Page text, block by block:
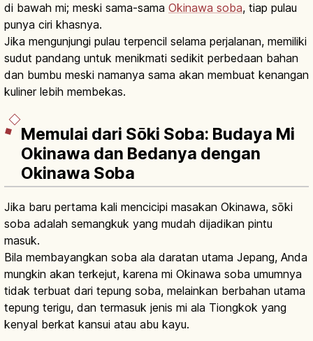
di bawah mi; meski sama-sama Okinawa soba, tiap pulau
punya ciri khasnya.
Jika mengunjungi pulau terpencil selama perjalanan, memiliki
sudut pandang untuk menikmati sedikit perbedaan bahan
dan bumbu meski namanya sama akan membuat kenangan
kuliner lebih membekas.
Memulai dari Sōki Soba: Budaya Mi
Okinawa dan Bedanya dengan
Okinawa Soba
Jika baru pertama kali mencicipi masakan Okinawa, sōki
soba adalah semangkuk yang mudah dijadikan pintu
masuk.
Bila membayangkan soba ala daratan utama Jepang, Anda
mungkin akan terkejut, karena mi Okinawa soba umumnya
tidak terbuat dari tepung soba, melainkan berbahan utama
tepung terigu, dan termasuk jenis mi ala Tiongkok yang
kenyal berkat kansui atau abu kayu.